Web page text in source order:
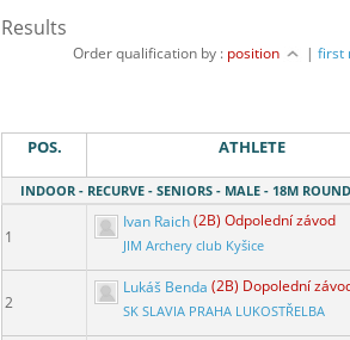
Results
Order qualification by : position |first
POS. ATHLETE
INDOOR - RECURVE - SENIORS - MALE - 18M ROUND
1
Ivan Raich(2B) Odpolední závod
JIM Archery club Kyšice
2
Lukáš Benda (2B) Dopolední
SK SLAVIA PRAHA LUKOSTŘELBA